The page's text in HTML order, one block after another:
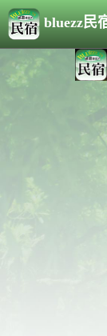
bluezz民